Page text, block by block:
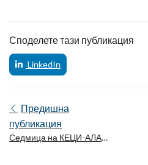
Споделете тази публикация
LinkedIn
Предишна
публикация
Седмица на КЕЦИ-АЛАТ